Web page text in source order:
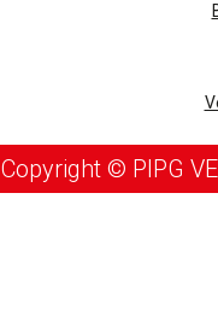
Copyright © PIPG